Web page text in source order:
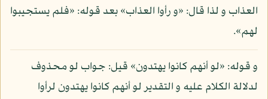
العذاب و لذا قال: «و رأوا العذاب» بعد قوله: «فلم يستجيبوا
لهم».
و قوله: «لو أنهم كانوا يهتدون» قيل: جواب لو محذوف
لدلالة الكلام عليه و التقدير لو أنهم كانوا يهتدون لرأوا